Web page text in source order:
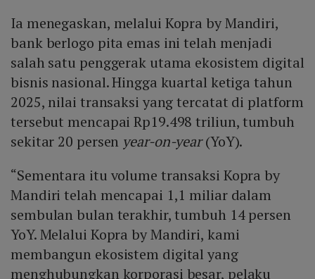
Ia menegaskan, melalui Kopra by Mandiri,
bank berlogo pita emas ini telah menjadi
salah satu penggerak utama ekosistem digital
bisnis nasional. Hingga kuartal ketiga tahun
2025, nilai transaksi yang tercatat di platform
tersebut mencapai Rp19.498 triliun, tumbuh
sekitar 20 persen year-on-year(YoY).
“Sementara itu volume transaksi Kopra by
Mandiri telah mencapai 1,1 miliar dalam
sembulan bulan terakhir, tumbuh 14 persen
YoY. Melalui Kopra by Mandiri, kami
membangun ekosistem digital yang
menghubungkan korporasi besar, pelaku